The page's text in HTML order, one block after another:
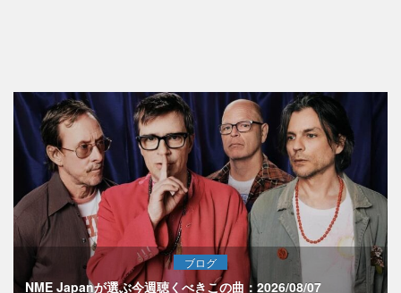
ブログ
NME Japanが選ぶ今週聴くべきこの曲：2026/08/07